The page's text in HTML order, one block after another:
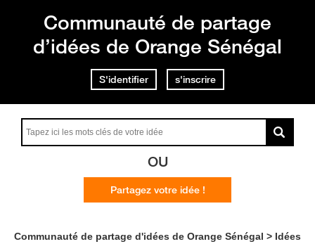
Communauté de partage
d’idées de Orange Sénégal
S'identifier s'inscrire
OU
Partagez votre idée !
Communauté de partage d'idées de Orange Sénégal Idées